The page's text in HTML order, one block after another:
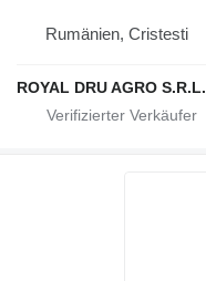
Rumänien, Cristesti
ROYAL DRU AGRO S.R.L.